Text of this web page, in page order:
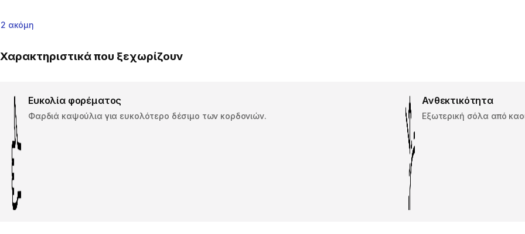
2 ακόμη
Χαρακτηριστικά που ξεχωρίζουν
Ευκολία φορέματος
Φαρδιά καψούλια για ευκολότερο δέσιμο των κορδονιών.
Ανθεκτικότητα
Εξωτερική σόλα από